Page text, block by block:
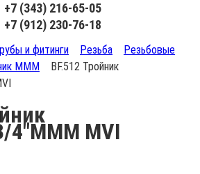
+7 (343) 216-65-05
+7 (912) 230-76-18
и фитинги Резьба
Резьбовые
МММ
BF.512 Тройник
4"МММ MVI